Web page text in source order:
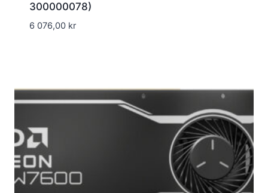
300000078)
6 076,00 kr